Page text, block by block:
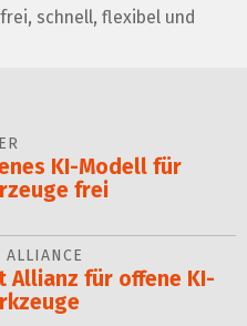
schnell, flexibel und
KI-Modell für
frei
Allianz für of­fe­ne KI-